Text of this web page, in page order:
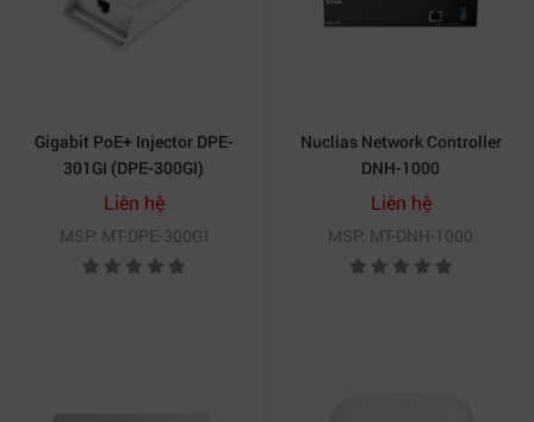
Gigabit PoE+ Injector DPE-
301GI (DPE-300GI)
Liên hệ
MSP: MT-DPE-300GI
Nuclias Network Controller
DNH-1000
Liên hệ
MSP: MT-DNH-1000